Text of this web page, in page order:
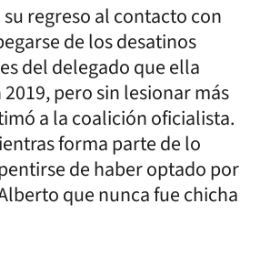
regreso al contacto con
de los desatinos
del delegado que ella
pero sin lesionar más
a la coalición oficialista.
forma parte de lo
de haber optado por
que nunca fue chicha